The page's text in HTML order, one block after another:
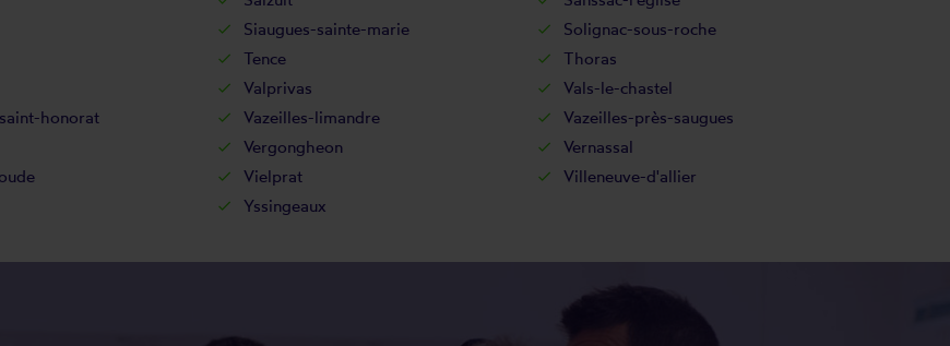
Siaugues-sainte-marie
Solignac-sous-roche
Tence
Thoras
Valprivas
Vals-le-chastel
honorat Vazeilles-limandre
Vazeilles-près-saugues
Vergongheon
Vernassal
Vielprat
Villeneuve-d'allier
Yssingeaux